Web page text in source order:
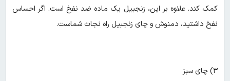
کمک کند. علاوه بر این، زنجبیل یک ماده ضد نفخ است. اگر احساس
نفخ داشتید، دمنوش و چای زنجبیل راه نجات شماست.
۳) چای سبز